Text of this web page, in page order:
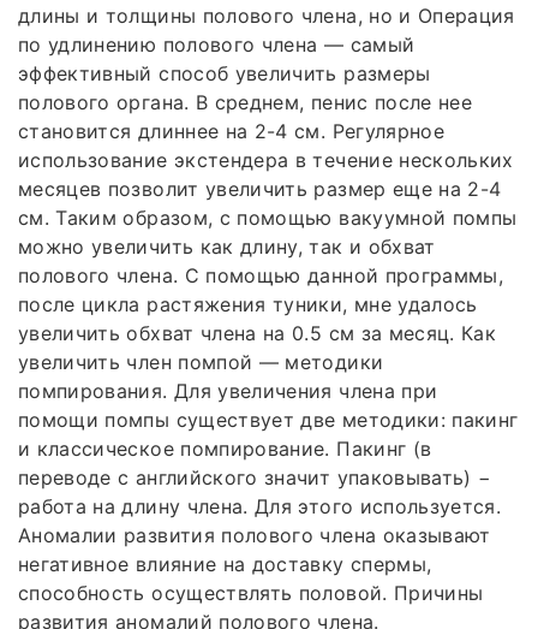
длины и толщины полового члена, но и Операция
по удлинению полового члена — самый
эффективный способ увеличить размеры
полового органа. В среднем, пенис после нее
становится длиннее на 2-4 см. Регулярное
использование экстендера в течение нескольких
месяцев позволит увеличить размер еще на 2-4
см. Таким образом, с помощью вакуумной помпы
можно увеличить как длину, так и обхват
полового члена. С помощью данной программы,
после цикла растяжения туники, мне удалось
увеличить обхват члена на 0.5 см за месяц. Как
увеличить член помпой — методики
помпирования. Для увеличения члена при
помощи помпы существует две методики: пакинг
и классическое помпирование. Пакинг (в
переводе с английского значит упаковывать) −
работа на длину члена. Для этого используется.
Аномалии развития полового члена оказывают
негативное влияние на доставку спермы,
способность осуществлять половой. Причины
развития аномалий полового члена.